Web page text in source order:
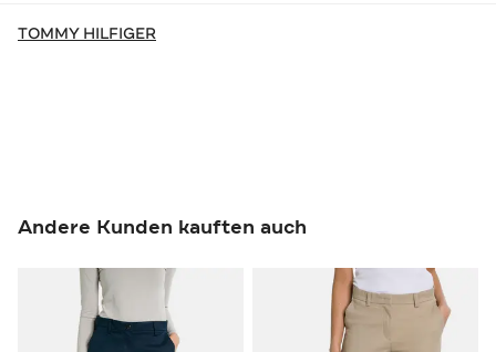
TOMMY HILFIGER
Andere Kunden kauften auch